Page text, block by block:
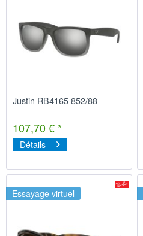
Justin RB4165 852/88
107,70 € *
Détails
Essayage virtuel